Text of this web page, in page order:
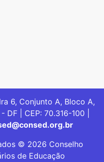
6, Conjunto A, Bloco A,
DF | CEP: 70.316-100 |
© 2026 Conselho
de Educação